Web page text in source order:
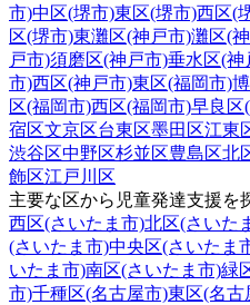
市)中区(堺市)東区(堺市)西区(
区(堺市)東灘区(神戸市)灘区(
戸市)須磨区(神戸市)垂水区(神
市)西区(神戸市)東区(福岡市)
区(福岡市)西区(福岡市)早良区
宿区文京区台東区墨田区江東
渋谷区中野区杉並区豊島区北
飾区江戸川区
主要な区から児童発達支援を
西区(さいたま市)北区(さいた
(さいたま市)中央区(さいたま
いたま市)南区(さいたま市)緑
市)千種区(名古屋市)東区(名古